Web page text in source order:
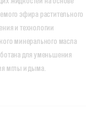
эфира растительного
и технологии
минерального масла
для уменьшения
мглы и дыма.